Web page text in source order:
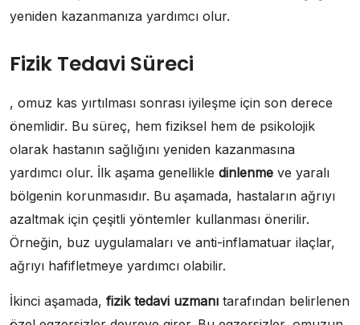
yeniden kazanmanıza yardımcı olur.
Fizik Tedavi Süreci
, omuz kas yırtılması sonrası iyileşme için son derece
önemlidir. Bu süreç, hem fiziksel hem de psikolojik
olarak hastanın sağlığını yeniden kazanmasına
yardımcı olur. İlk aşama genellikle dinlenme ve yaralı
bölgenin korunmasıdır. Bu aşamada, hastaların ağrıyı
azaltmak için çeşitli yöntemler kullanması önerilir.
Örneğin, buz uygulamaları ve anti-inflamatuar ilaçlar,
ağrıyı hafifletmeye yardımcı olabilir.
İkinci aşamada, fizik tedavi uzmanı tarafından belirlenen